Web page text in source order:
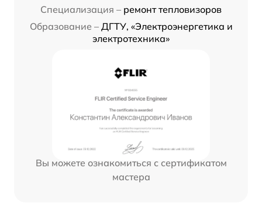
Специализация – ремонт тепловизоров
Образование – ДГТУ, «Электроэнергетика и
электротехника»
Вы можете ознакомиться с сертификатом
мастера